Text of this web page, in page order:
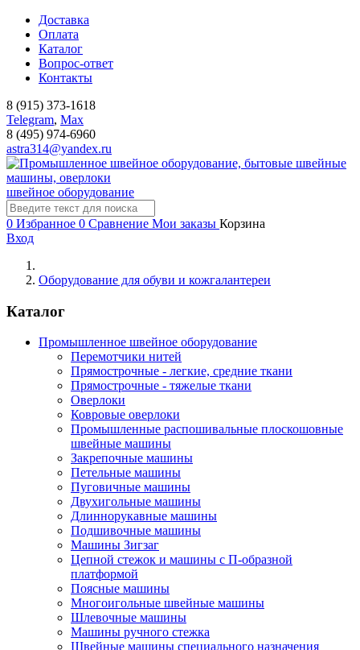
Доставка
Оплата
Каталог
Вопрос-ответ
Контакты
8 (915) 373-1618
Telegram, Мах
8 (495) 974-6960
astra314@yandex.ru
швейное оборудование
0 Избранное 0 Сравнение Мои заказы Корзина
Вход
Оборудование для обуви и кожгалантереи
Каталог
Промышленное швейное оборудование
Перемотчики нитей
Прямострочные - легкие, средние ткани
Прямострочные - тяжелые ткани
Оверлоки
Ковровые оверлоки
Промышленные распошивальные плоскошовные
швейные машины
Закрепочные машины
Петельные машины
Пуговичные машины
Двухигольные машины
Длиннорукавные машины
Подшивочные машины
Машины Зигзаг
Цепной стежок и машины с П-образной
платформой
Поясные машины
Многоигольные швейные машины
Шлевочные машины
Машины ручного стежка
Швейные машины специального назначения